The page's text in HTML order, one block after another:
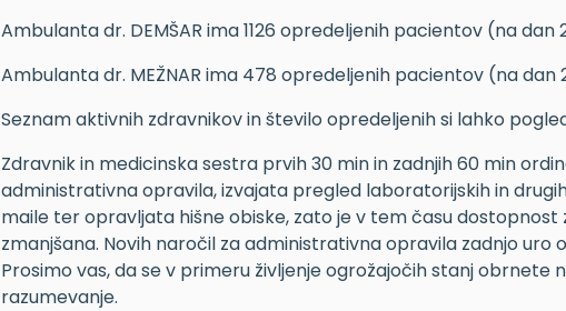
Ambulanta dr. DEMŠAR ima 1126 opredeljenih pacientov (na dan
Ambulanta dr. MEŽNAR ima 478 opredeljenih pacientov (na dan
Seznam aktivnih zdravnikov in število opredeljenih si lahko
Zdravnik in medicinska sestra prvih 30 min in zadnjih 60 min
administrativna opravila, izvajata pregled laboratorijskih in
maile ter opravljata hišne obiske, zato je v tem času
zmanjšana. Novih naročil za administrativna opravila zadnjo uro
Prosimo vas, da se v primeru življenje ogrožajočih stanj obrnete
razumevanje.